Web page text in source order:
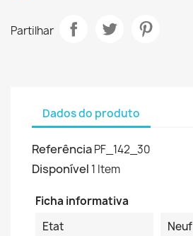
Partilhar
Dados do produto
ReferênciaPF_142_30
Disponível 1 Item
Ficha informativa
Etat
Neuf